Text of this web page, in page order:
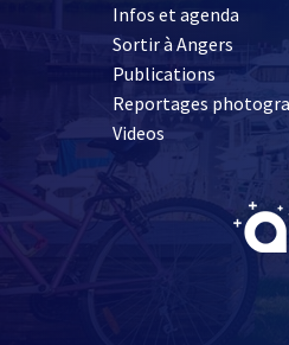
Infos et agenda
Sortir à Angers
Publications
Reportages
Videos, Ouvre une